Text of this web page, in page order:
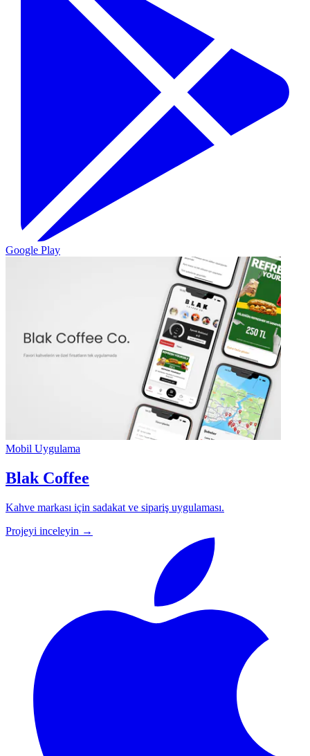
Google Play
Mobil Uygulama
Blak Coffee
Kahve markası için sadakat ve sipariş uygulaması.
Projeyi inceleyin →